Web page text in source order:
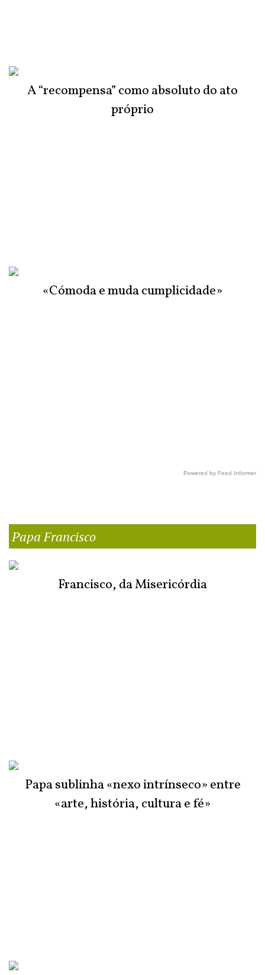
A “recompensa” como absoluto do ato
próprio
«Cómoda e muda cumplicidade»
Powered by Feed Informer
Papa Francisco
Francisco, da Misericórdia
Papa sublinha «nexo intrínseco» entre
«arte, história, cultura e fé»